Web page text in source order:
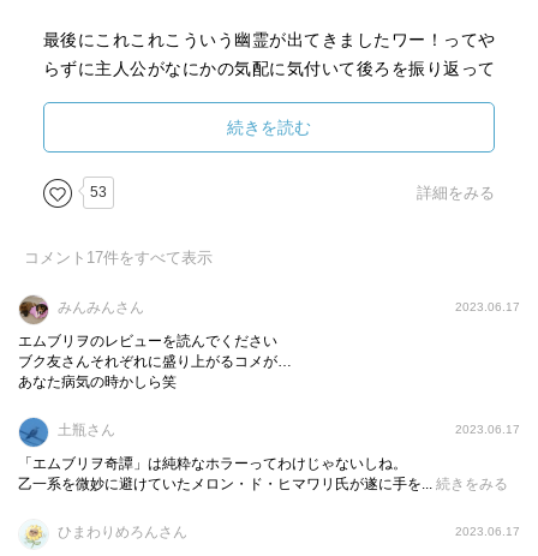
最後にこれこれこういう幽霊が出てきましたワー！ってや
らずに主人公がなにかの気配に気付いて後ろを振り返って
辻村深月さんこれをだいぶ手前で止めてきます
幽霊のゆう…くらいで止めてきやがります
もう自分との相性最悪です
余白があればあるほど恐怖を自己生産しますからね
け、けっこう恐かったです
あれ？じゃあ相性良いのか？（知らんわ）
続きを読む
53 詳細をみる
コメント 17件をすべて表示
みんみんさん 2023.06.17
エムブリヲのレビューを読んでください
ブク友さんそれぞれに盛り上がるコメが…
あなた病気の時かしら笑
土瓶さん 2023.06.17
「エムブリヲ奇譚」は純粋なホラーってわけじゃないしね。
乙一系を微妙に避けていたメロン・ド・ヒマワリ氏が遂に手を... 続きをみる
ひまわりめろんさん 2023.06.17